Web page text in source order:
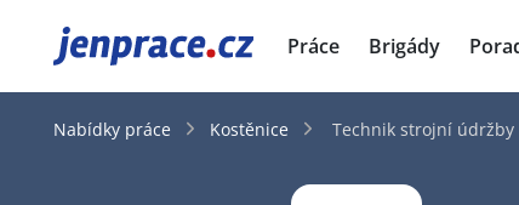
JenPráce.cz Práce Brigády
Nabídky práce Kostěnice Technik strojní údržby